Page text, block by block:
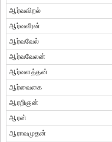
ஆர்வவிறல்
ஆர்வவீரன்
ஆர்வவேல்
ஆர்வவேலன்
ஆர்வளத்தன்
ஆர்வைகை
ஆரறிஞன்
ஆரன்
ஆராவமுதன்